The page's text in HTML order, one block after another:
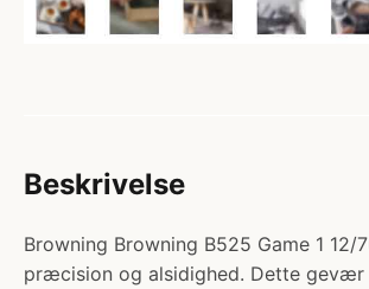
Beskrivelse
Browning Browning B525 Game 1
præcision og alsidighed. Dette